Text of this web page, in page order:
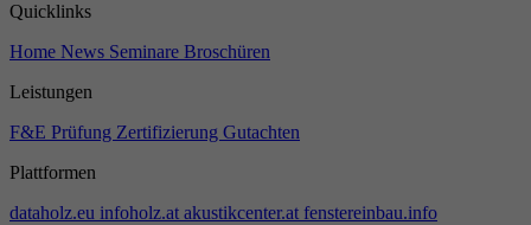
Quicklinks
Home News Seminare Broschüren
Leistungen
F&E Prüfung Zertifizierung Gutachten
Plattformen
dataholz.eu infoholz.at akustikcenter.at fenstereinbau.info